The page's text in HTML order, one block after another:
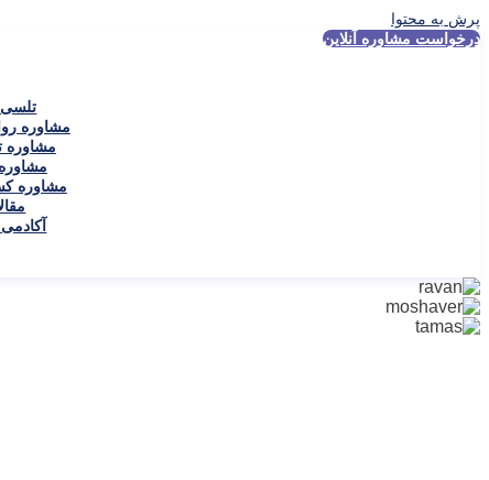
پرش به محتوا
درخواست مشاوره آنلاین
تلسی
مشاوره
مشاوره
مشاوره